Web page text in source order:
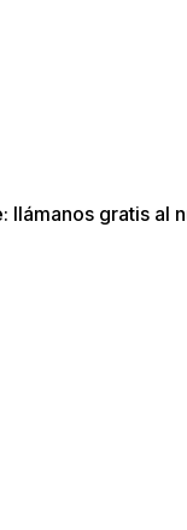
llámanos gratis al